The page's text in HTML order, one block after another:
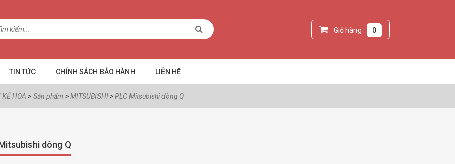
Giỏ hàng 0
TIN TỨC CHÍNH SÁCH BẢO HÀNH LIÊN HỆ
HOA >Sản phẩm >MITSUBISHI>PLC Mitsubishi dòng Q
dòng Q